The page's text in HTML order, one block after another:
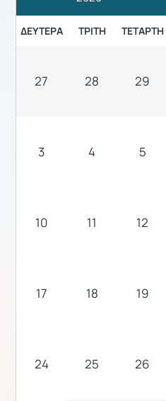
ΔΕΥΤΈΡΑ ΤΡΊΤΗ ΤΕΤΆΡΤΗ
27 28 29
3 4 5
10 11 12
17 18 19
24 25 26